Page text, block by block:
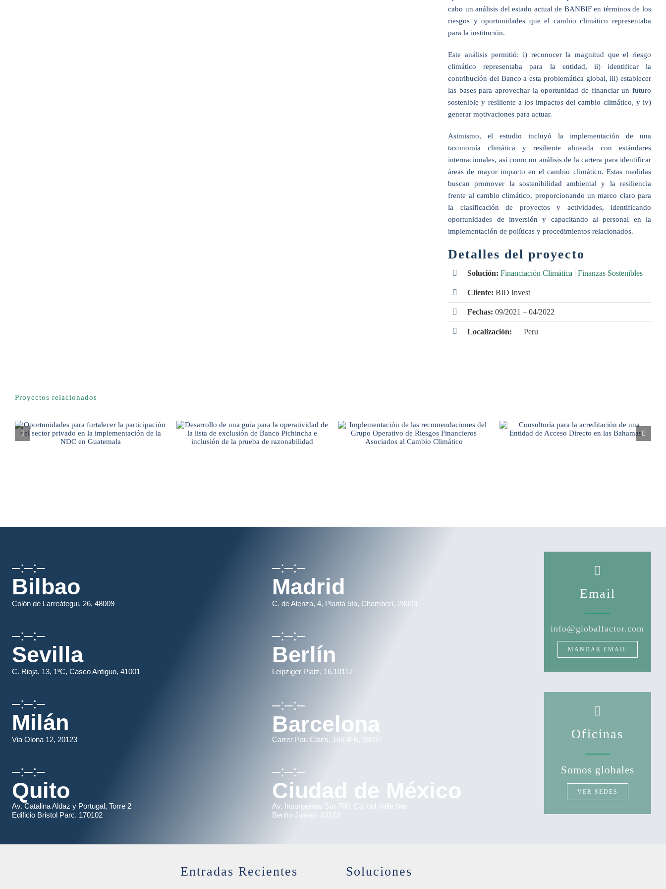
cabo un análisis del estado actual de BANBIF en términos de los
riesgos y oportunidades que el cambio climático representaba
para la institución.
Este análisis permitió: i) reconocer la magnitud que el riesgo
climático representaba para la entidad, ii) identificar la
contribución del Banco a esta problemática global, iii) establecer
las bases para aprovechar la oportunidad de financiar un futuro
sostenible y resiliente a los impactos del cambio climático, y iv)
generar motivaciones para actuar.
Asimismo, el estudio incluyó la implementación de una
taxonomía climática y resiliente alineada con estándares
internacionales, así como un análisis de la cartera para identificar
áreas de mayor impacto en el cambio climático. Estas medidas
buscan promover la sostenibilidad ambiental y la resiliencia
frente al cambio climático, proporcionando un marco claro para
la clasificación de proyectos y actividades, identificando
oportunidades de inversión y capacitando al personal en la
implementación de políticas y procedimientos relacionados.
Detalles del proyecto
Solución: Financiación Climática | Finanzas Sostenibles
Cliente: BID Invest
Fechas: 09/2021 – 04/2022
Localización: Peru
Proyectos relacionados
–:–:–
Bilbao
Colón de Larreátegui, 26, 48009
–:–:–
Madrid
C. de Alenza, 4, Planta 5ta, Chamberí, 28003
–:–:–
Sevilla
C. Rioja, 13, 1ºC, Casco Antiguo, 41001
–:–:–
Berlín
Leipziger Platz, 16.10117
–:–:–
Milán
Via Olona 12, 20123
–:–:–
Barcelona
Carrer Pau Claris, 165-4ºB, 08037
–:–:–
Quito
Av. Catalina Aldaz y Portugal, Torre 2
Edificio Bristol Parc. 170102
–:–:–
Ciudad de México
Av. Insurgentes Sur 700, Col del Valle Nte
Benito Juárez, 03103
Email
info@globalfactor.com
MANDAR EMAIL
Oficinas
Somos globales
VER SEDES
Entradas Recientes Soluciones